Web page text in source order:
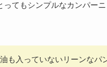
ってもシンプルなカンパー
も入っていないリーンなパ